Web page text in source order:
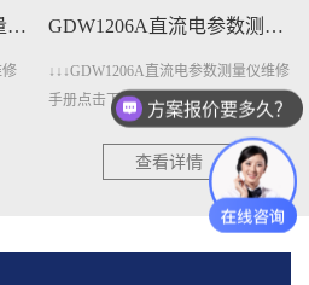
GDW1400单相电参数测量仪维修手册下载
修
GDW1206A直流电参数测量仪维修手册下载
↓↓↓GDW1206A直流电参数测量仪维修
手册点击下方图片即可下载↓↓↓
查看详情
方案报价要多久？